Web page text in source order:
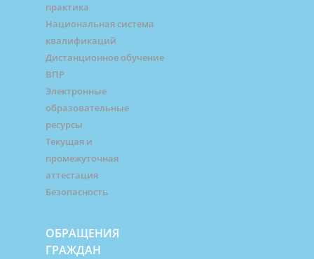
практика
Национальная система
квалификаций
Дистанционное обучение
ВПР
Электронные
образовательные
ресурсы
Текущая и
промежуточная
аттестация
Безопасность
ОБРАЩЕНИЯ
ГРАЖДАН